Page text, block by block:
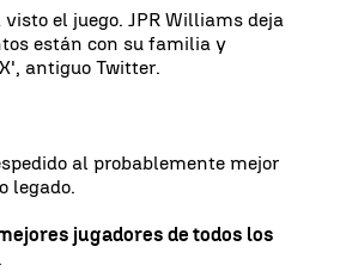
el juego. JPR Williams deja
están con su familia y
antiguo Twitter.
al probablemente mejor
legado.
jugadores de todos los
.